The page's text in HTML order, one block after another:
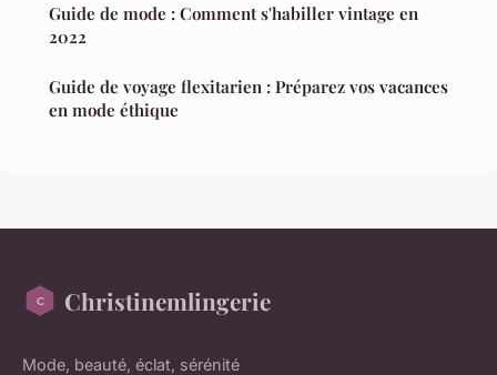
Guide de mode : Comment s'habiller vintage en
2022
Guide de voyage flexitarien : Préparez vos vacances
en mode éthique
Christinemlingerie
Mode, beauté, éclat, sérénité